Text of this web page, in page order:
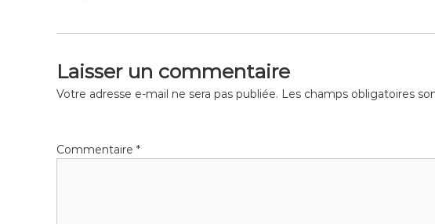
Laisser un commentaire
Votre adresse e-mail ne sera pas publiée. Les champs obligatoires
Commentaire *